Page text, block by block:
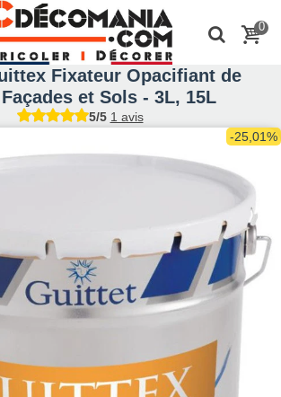
0
Fixateur Opacifiant de
et Sols - 3L, 15L
5/5 1 avis
-25,01%